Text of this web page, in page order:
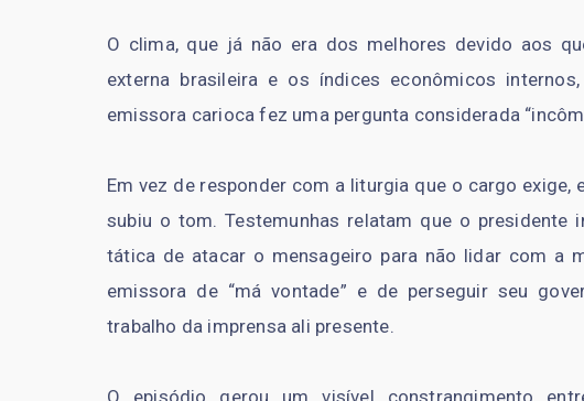
O clima, que já não era dos melhores devido aos
externa brasileira e os índices econômicos
emissora carioca fez uma pergunta considerada
Em vez de responder com a liturgia que o cargo
subiu o tom. Testemunhas relatam que o presidente
tática de atacar o mensageiro para não lidar com a
emissora de “má vontade” e de perseguir seu
trabalho da imprensa ali presente.
O episódio gerou um visível constrangimento